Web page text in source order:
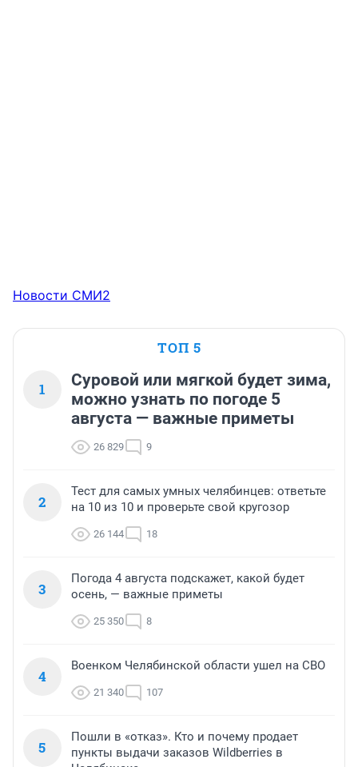
Новости СМИ2
ТОП 5
1
Суровой или мягкой будет зима,
можно узнать по погоде 5
августа — важные приметы
26 829 9
2
Тест для самых умных челябинцев: ответьте
на 10 из 10 и проверьте свой кругозор
26 144 18
3
Погода 4 августа подскажет, какой будет
осень, — важные приметы
25 350 8
4
Военком Челябинской области ушел на СВО
21 340 107
5
Пошли в «отказ». Кто и почему продает
пункты выдачи заказов Wildberries в